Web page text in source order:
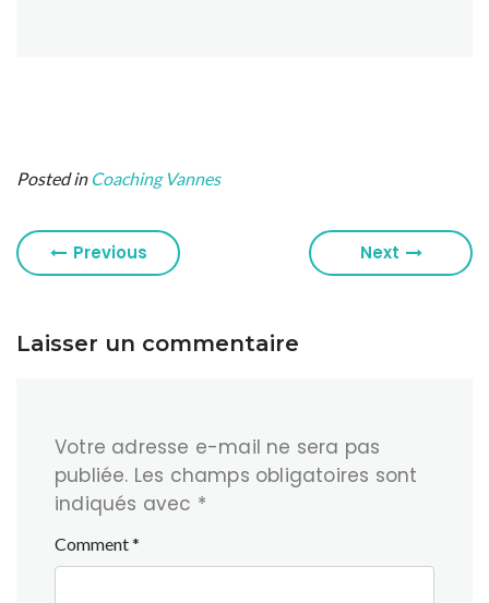
Posted in Coaching Vannes
Previous Next
Laisser un commentaire
Votre adresse e-mail ne sera pas
publiée. Les champs obligatoires sont
indiqués avec *
Comment*